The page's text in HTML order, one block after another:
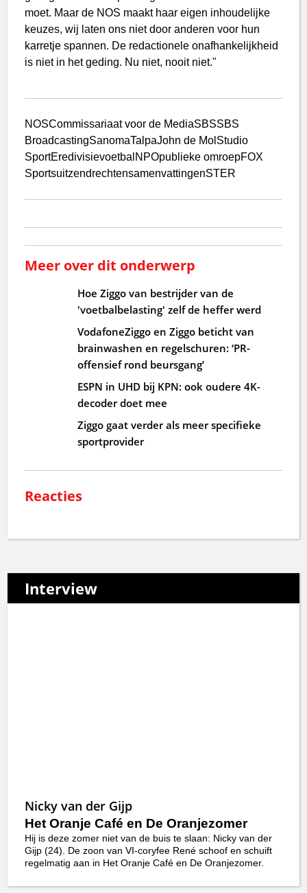
moet. Maar de NOS maakt haar eigen inhoudelijke
keuzes, wij laten ons niet door anderen voor hun
karretje spannen. De redactionele onafhankelijkheid
is niet in het geding. Nu niet, nooit niet."
NOSCommissariaat voor de MediaSBSSBS
BroadcastingSanomaTalpaJohn de Mol Studio
SportEredivisievoetbal NPOpublieke omroepFOX
SportsuitzendrechtensamenvattingenSTER
Meer over dit onderwerp
Hoe Ziggo van bestrijder van de
'voetbalbelasting' zelf de heffer werd
VodafoneZiggo en Ziggo beticht van
brainwashen en regelschuren: ‘PR-
offensief rond beursgang’
ESPN in UHD bij KPN: ook oudere 4K-
decoder doet mee
Ziggo gaat verder als meer specifieke
sportprovider
Reacties
Interview
Nicky van der Gijp
Het Oranje Café en De Oranjezomer
Hij is deze zomer niet van de buis te slaan: Nicky van der
Gijp (24). De zoon van VI-coryfee René schoof en schuift
regelmatig aan in Het Oranje Café en De Oranjezomer.